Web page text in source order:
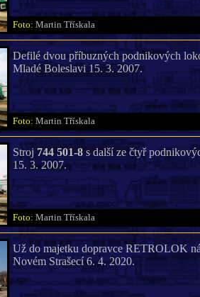
Foto: Martin Třískala
Defilé dvou příbuzných podnikových
Mladé Boleslavi 15. 3. 2007.
Foto: Martin Třískala
Stroj 744 501-8s další ze čtyř
15. 3. 2007.
Foto: Martin Třískala
Už do majetku dopravce RETROLOK
Novém Strašecí 6. 4. 2020.